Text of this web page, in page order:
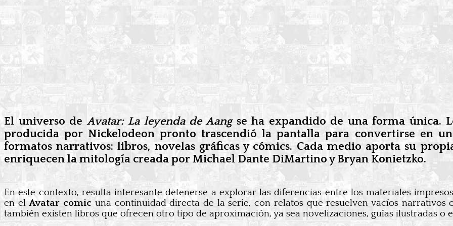
El universo deAvatar: La leyenda de Aangse ha expandido de una forma única.
producida por Nickelodeon pronto trascendió la pantalla para convertirse en
formatos narrativos: libros, novelas gráficas y cómics. Cada medio aporta su
enriquecen la mitología creada por Michael Dante DiMartino y Bryan Konietzko.
En este contexto, resulta interesante detenerse a explorar las diferencias entre los materiales
en elAvatar comic una continuidad directa de la serie, con relatos que resuelven vacíos narrativos
también existen libros que ofrecen otro tipo de aproximación, ya sea novelizaciones, guías ilustradas o